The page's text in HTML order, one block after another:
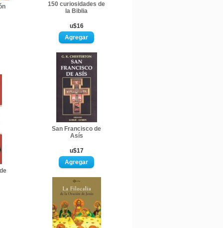
150 curiosidades de
la Biblia
u$16
San Francisco de
Asís
u$17